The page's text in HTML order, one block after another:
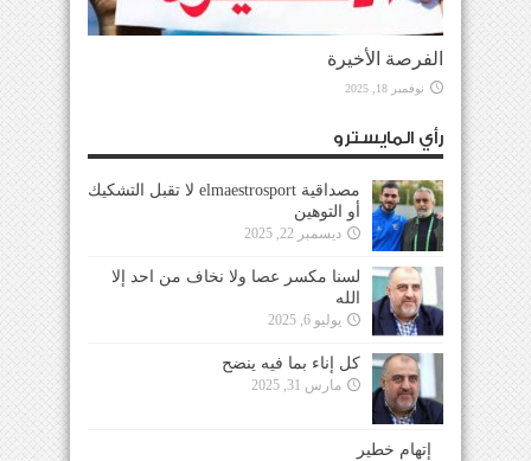
الفرصة الأخيرة
نوفمبر 18, 2025
رأي المايسترو
مصداقية elmaestrosport لا تقبل التشكيك
أو التوهين
ديسمبر 22, 2025
لسنا مكسر عصا ولا نخاف من احد إلا
الله
يوليو 6, 2025
كل إناء بما فيه ينضح
مارس 31, 2025
إتهام خطير